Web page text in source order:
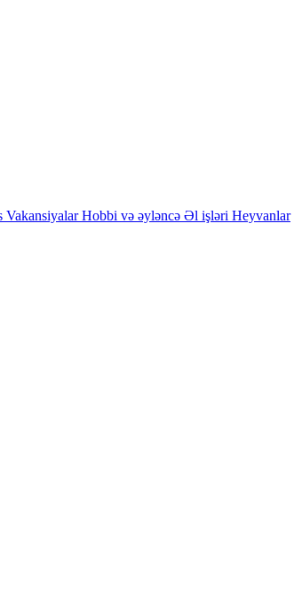
Vakansiyalar Hobbi və əyləncə Əl işləri Heyvanlar